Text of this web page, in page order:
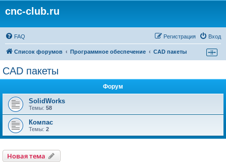
cnc-club.ru
FAQ Вход
Регистрация
Список форумов Программное обеспечение CAD пакеты
CAD пакеты
Форум
SolidWorks
Темы: 58
Компас
Темы: 2
Новая тема